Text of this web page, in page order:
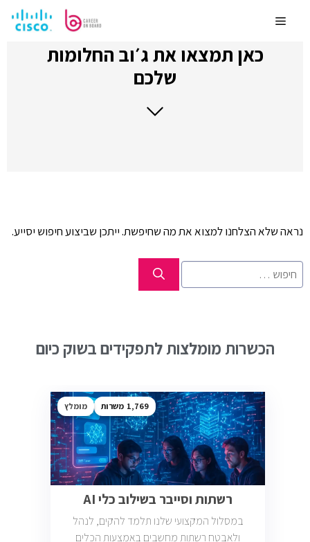
לתוכןMenu
כאן תמצאו את ג׳וב החלומות
שלכם
נראה שלא הצלחנו למצוא את מה שחיפשת. ייתכן שביצוע חיפוש יסייע.
חיפוש:
הכשרות מומלצות לתפקידים בשוק כיום
1,769 מומלץ
רשתות וסייבר בשילוב כלי AI
במסלול המקצועי שלנו תלמד להקים, לנהל
ולאבטח רשתות מחשבים באמצעות הכלים